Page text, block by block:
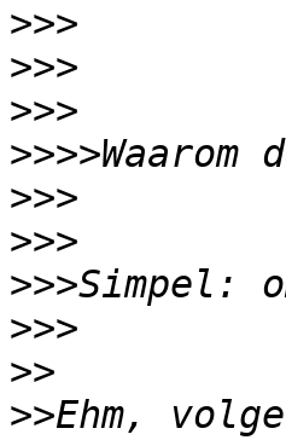
>>>
>>>
>>>
>>>>
>>>
>>>
>>>
>>>
>>
>>Ehm,